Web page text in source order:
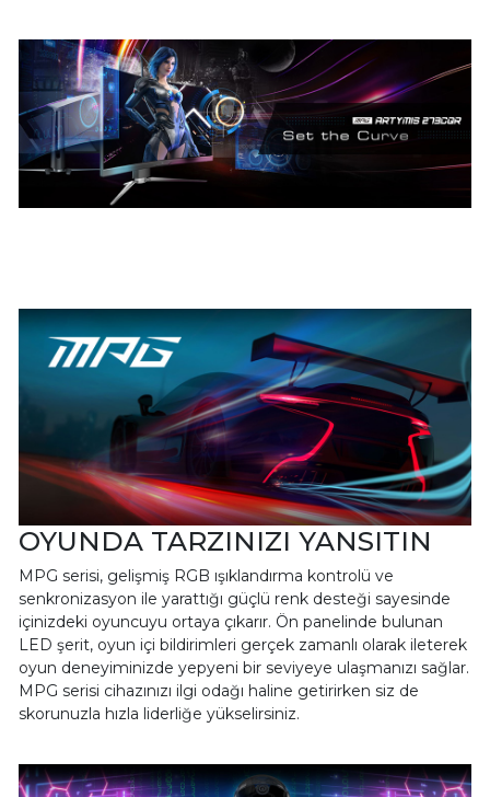
OYUNDA TARZINIZI YANSITIN
MPG serisi, gelişmiş RGB ışıklandırma kontrolü ve
senkronizasyon ile yarattığı güçlü renk desteği sayesinde
içinizdeki oyuncuyu ortaya çıkarır. Ön panelinde bulunan
LED şerit, oyun içi bildirimleri gerçek zamanlı olarak ileterek
oyun deneyiminizde yepyeni bir seviyeye ulaşmanızı sağlar.
MPG serisi cihazınızı ilgi odağı haline getirirken siz de
skorunuzla hızla liderliğe yükselirsiniz.